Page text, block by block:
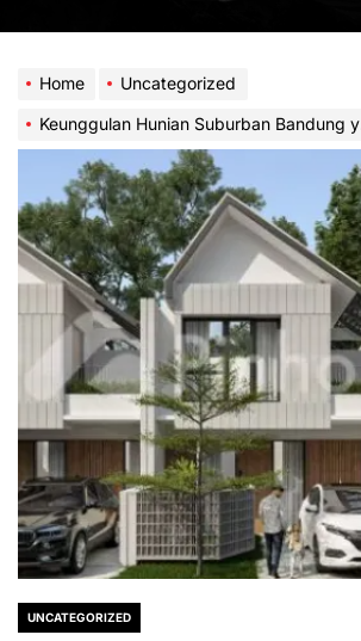
Home
Uncategorized
Keunggulan Hunian Suburban Bandung yang Nyaman
UNCATEGORIZED